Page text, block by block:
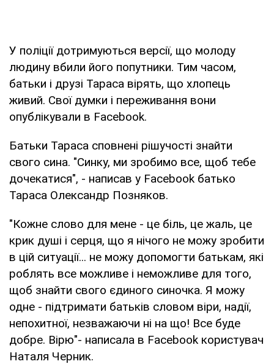
У поліції дотримуються версії, що молоду
людину вбили його попутники. Тим часом,
батьки і друзі Тараса вірять, що хлопець
живий. Свої думки і переживання вони
опублікували в Facebook.
Батьки Тараса сповнені рішучості знайти
свого сина. "Синку, ми зробимо все, щоб тебе
дочекатися", - написав у Facebook батько
Тараса Олександр Позняков.
"Кожне слово для мене - це біль, це жаль, це
крик душі і серця, що я нічого не можу зробити
в цій ситуації... не можу допомогти батькам, які
роблять все можливе і неможливе для того,
щоб знайти свого єдиного синочка. Я можу
одне - підтримати батьків словом віри, надії,
непохитної, незважаючи ні на що! Все буде
добре. Вірю"- написала в Facebook користувач
Наталя Черник.